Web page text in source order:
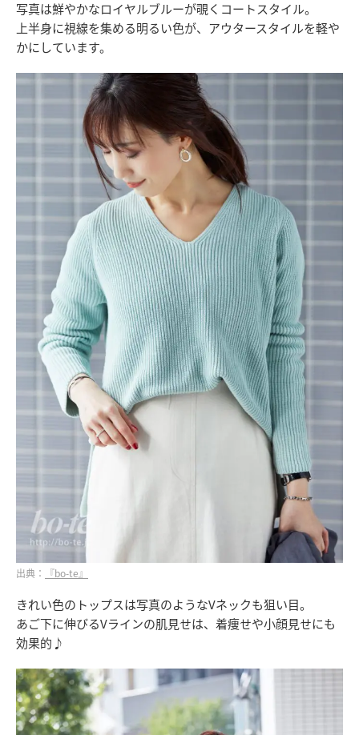
写真は鮮やかなロイヤルブルーが覗くコートスタイル。
上半身に視線を集める明るい色が、アウタースタイルを軽や
かにしています。
出典： 『bo-te』
きれい色のトップスは写真のようなVネックも狙い目。
あご下に伸びるVラインの肌見せは、着痩せや小顔見せにも
効果的♪